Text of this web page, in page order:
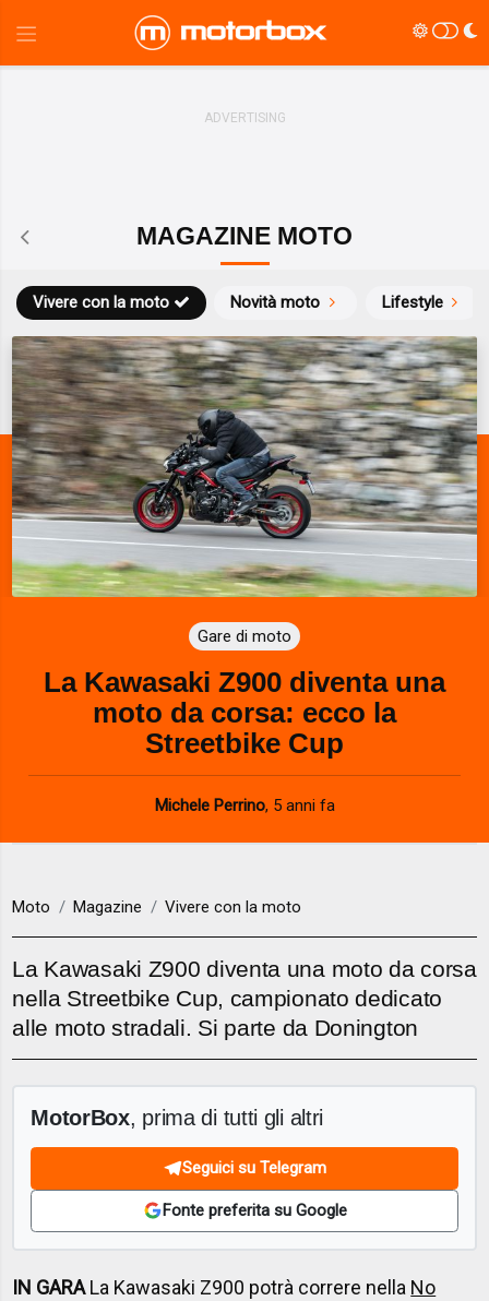
MAGAZINE MOTO
Novità moto
Vivere con la moto Lifestyle
Gare di moto
La Kawasaki Z900 diventa una
moto da corsa: ecco la
Streetbike Cup
Michele Perrino, 5 anni fa
Moto Magazine Vivere con la moto
La Kawasaki Z900 diventa una moto da corsa
nella Streetbike Cup, campionato dedicato
alle moto stradali. Si parte da Donington
MotorBox, prima di tutti gli altri
Seguici su Telegram
Fonte preferita su Google
IN GARALa Kawasaki Z900 potrà correre nella No